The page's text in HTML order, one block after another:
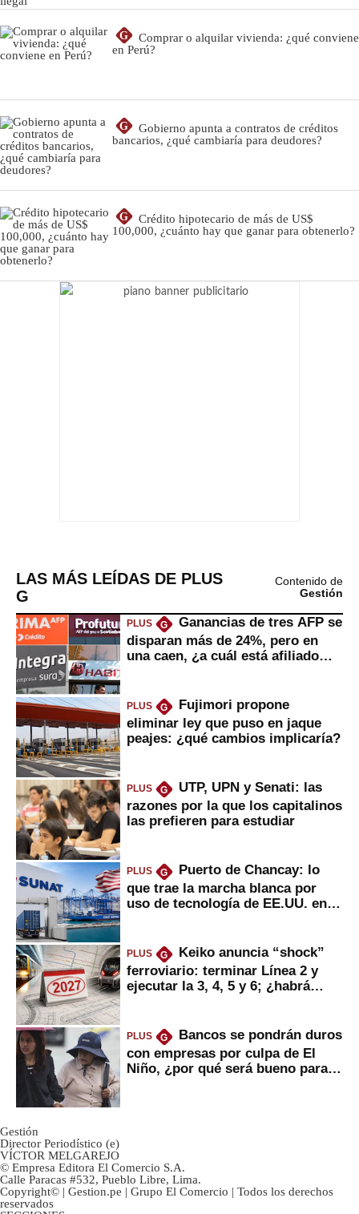
G
Comprar o alquilar vivienda: ¿qué conviene
en Perú?
G
Gobierno apunta a contratos de créditos
bancarios, ¿qué cambiaría para deudores?
G
Crédito hipotecario de más de US$
100,000, ¿cuánto hay que ganar para obtenerlo?
LAS MÁS LEÍDAS DE PLUS
G
Contenido de
Gestión
PLUS G
Ganancias de tres AFP se
disparan más de 24%, pero en
una caen, ¿a cuál está afiliado
PLUS G
Fujimori propone
eliminar ley que puso en jaque
peajes: ¿qué cambios implicaría?
PLUS G
UTP, UPN y Senati: las
razones por la que los capitalinos
las prefieren para estudiar
PLUS G
Puerto de Chancay: lo
que trae la marcha blanca por
uso de tecnología de EE.UU. en
PLUS G
Keiko anuncia “shock”
ferroviario: terminar Línea 2 y
ejecutar la 3, 4, 5 y 6; ¿habrá
PLUS G
Bancos se pondrán duros
con empresas por culpa de El
Niño, ¿por qué será bueno para
Gestión
Director Periodístico (e)
VÍCTOR MELGAREJO
© Empresa Editora El Comercio S.A.
Calle Paracas #532, Pueblo Libre, Lima.
Copyright© | Gestion.pe | Grupo El Comercio | Todos los derechos
reservados